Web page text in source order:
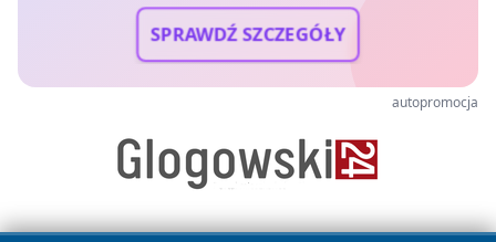
SPRAWDŹ SZCZEGÓŁY
autopromocja